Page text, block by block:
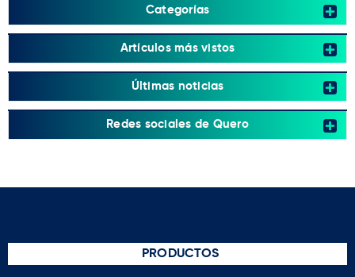
Categorías
Artículos más vistos
Últimas noticias
Redes sociales de Quero
PRODUCTOS